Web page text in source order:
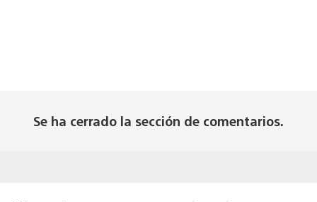
Se ha cerrado la sección de comentarios.